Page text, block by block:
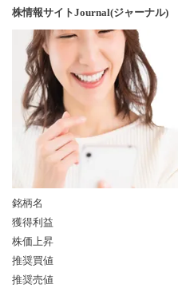
株情報サイトJournal(ジャーナル)
銘柄名
獲得利益
株価上昇
推奨買値
推奨売値